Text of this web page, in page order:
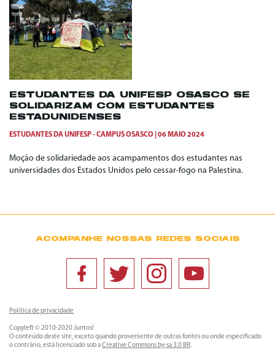
ESTUDANTES DA UNIFESP OSASCO SE
SOLIDARIZAM COM ESTUDANTES
ESTADUNIDENSES
ESTUDANTES DA UNIFESP - CAMPUS OSASCO 06 MAIO 2024
Moção de solidariedade aos acampamentos dos estudantes nas
universidades dos Estados Unidos pelo cessar-fogo na Palestina.
ACOMPANHE NOSSAS REDES SOCIAIS
Política de privacidade
Copyleft © 2010-2020 Juntos!
O conteúdo deste site, exceto quando proveniente de outras fontes ou onde especificado
o contrário, está licenciado sob aCreative Commons by-sa 3.0 BR.